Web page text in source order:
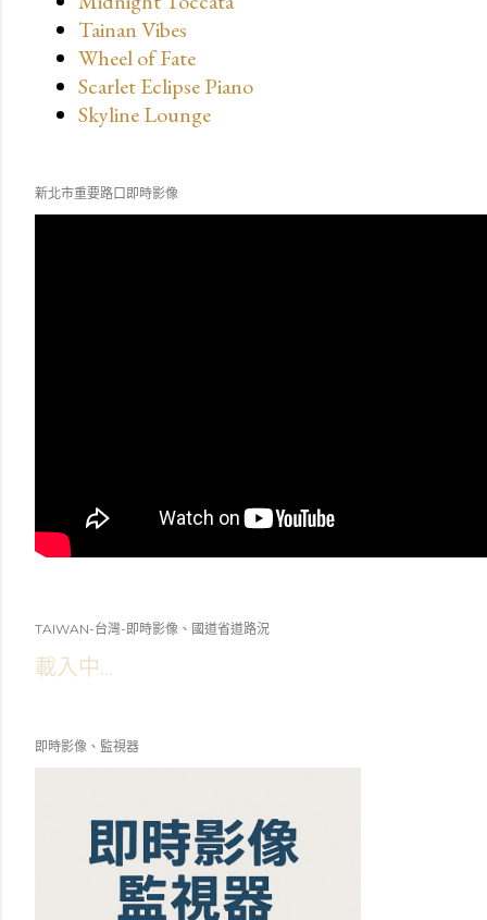
Tainan Vibes
Wheel of Fate
Scarlet Eclipse Piano
Skyline Lounge
新北市重要路口即時影像
TAIWAN-台灣-即時影像、國道省道路況
載入中...
即時影像、監視器